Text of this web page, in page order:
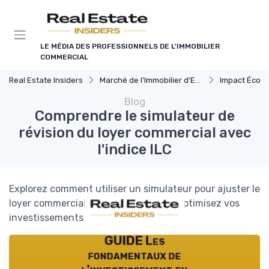
LE MÉDIA DES PROFESSIONNELS DE L'IMMOBILIER
COMMERCIAL
Real Estate Insiders Marché de l'Immobilier d'Entreprise Impact
Blog
Comprendre le simulateur de
révision du loyer commercial avec
l'indice ILC
Explorez comment utiliser un simulateur pour ajuster le
loyer commercial selon l'indice ILC et optimisez vos
investissements immobiliers.
GUIDE Les
fondamentaux de